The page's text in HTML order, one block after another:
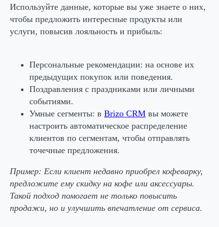
Используйте данные, которые вы уже знаете о них,
чтобы предложить интересные продукты или
услуги, повысив лояльность и прибыль:
Персональные рекомендации: на основе их
предыдущих покупок или поведения.
Поздравления с праздниками или личными
событиями.
Умные сегменты: в Brizo CRM вы можете
настроить автоматическое распределение
клиентов по сегментам, чтобы отправлять
точечные предложения.
Пример: Если клиент недавно приобрел кофеварку,
предложите ему скидку на кофе или аксессуары.
Такой подход помогает не только повысить
продажи, но и улучшить впечатление от сервиса.